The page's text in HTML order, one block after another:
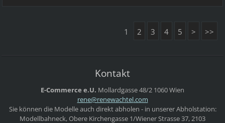
1 2 3 4 5 > >>
Kontakt
E-Commerce e.U. Mollardgasse 48/2 1060 Wien
rene@renewachtel.com
Sie können die Modelle auch direkt abholen - in unserer Abholstation:
Modellbahneck, Obere Kirchengasse 1/Wiener Strasse 37, 2103